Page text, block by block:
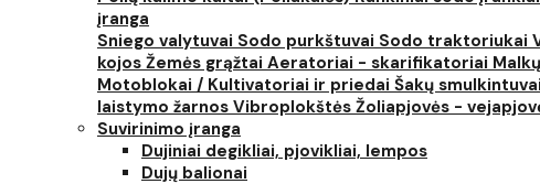
įranga
Sniego valytuvai Sodo purkštuvai Sodo traktoriukai
kojos Žemės grąžtai Aeratoriai - skarifikatoriai
Motoblokai / Kultivatoriai ir priedai Šakų smulkintuvai
laistymo žarnos Vibroplokštės Žoliapjovės -
Suvirinimo įranga
Dujiniai degikliai, pjovikliai, lempos
Dujų balionai